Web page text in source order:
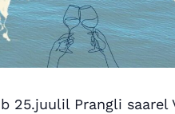
25.juulil Prangli saarel